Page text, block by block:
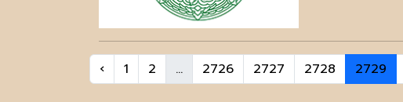
‹ 1 2 ... 2726 2727 2728 2729